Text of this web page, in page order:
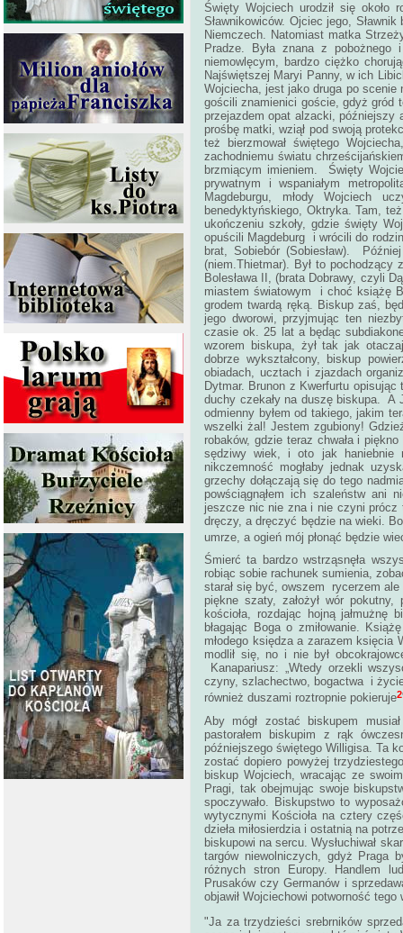
Święty Wojciech urodził się około
Sławnikowiców. Ojciec jego,
Niemczech. Natomiast matka
Pradze. Była znana z
niemowlęcym, bardzo ciężko
Najświętszej Maryi Panny, w ich
Wojciecha, jest jako druga po scenie
gościli znamienici goście, gdyż gród
przejazdem opat alzacki, późniejszy
prośbę matki, wziął pod swoją
też bierzmował świętego
zachodniemu światu
brzmiącym imieniem. Święty
prywatnym i wspaniałym
Magdeburgu, młody Wojciech
benedyktyńskiego, Oktryka. Tam,
ukończeniu szkoły, gdzie święty
opuścili Magdeburg i wrócili do
brat, Sobiebór (Sobiesław).
(niem.Thietmar). Był to
Bolesława II, (brata Dobrawy, czyli
miastem światowym i choć książę
grodem twardą ręką. Biskup zaś,
jego dworowi, przyjmując ten
czasie ok. 25 lat a będąc
wzorem biskupa, żył tak jak
dobrze wykształcony, biskup
obiadach, ucztach i zjazdach
Dytmar. Brunon z Kwerfurtu
duchy czekały na duszę biskupa. A
odmienny byłem od takiego, jakim
wszelki żal! Jestem zgubiony!
robaków, gdzie teraz chwała i
sędziwy wiek, i oto jak haniebnie
nikczemność mogłaby jednak
grzechy dołączają się do tego
powściągnąłem ich szaleństw ani
jeszcze nic nie zna i nie czyni prócz
dręczy, a dręczyć będzie na wieki.
umrze, a ogień mój płonąć będzie
Śmierć ta bardzo wstrząsnęła
robiąc sobie rachunek sumienia,
starał się być, owszem rycerzem
piękne szaty, założył wór
kościoła, rozdając hojną
błagając Boga o zmiłowanie.
młodego księdza a zarazem księcia
modlił się, no i nie był
Kanapariusz: „Wtedy orzekli
czyny, szlachectwo, bogactwa i
również duszami roztropnie pokieruje2
Aby mógł zostać biskupem
pastorałem biskupim z rąk
późniejszego świętego Willigisa. Ta
zostać dopiero powyżej
biskup Wojciech, wracając ze
Pragi, tak obejmując swoje
spoczywało. Biskupstwo to
wytycznymi Kościoła na cztery
dzieła miłosierdzia i ostatnią na
biskupowi na sercu. Wysłuchiwał
targów niewolniczych, gdyż Praga
różnych stron Europy. Handlem
Prusaków czy Germanów i
objawił Wojciechowi potworność tego
"Ja za trzydzieści srebrników